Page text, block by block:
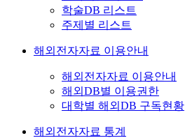
학술DB 리스트
주제별 리스트
해외전자자료 이용안내
해외전자자료 이용안내
해외DB별 이용권한
대학별 해외DB 구독현황
해외전자자료 통계